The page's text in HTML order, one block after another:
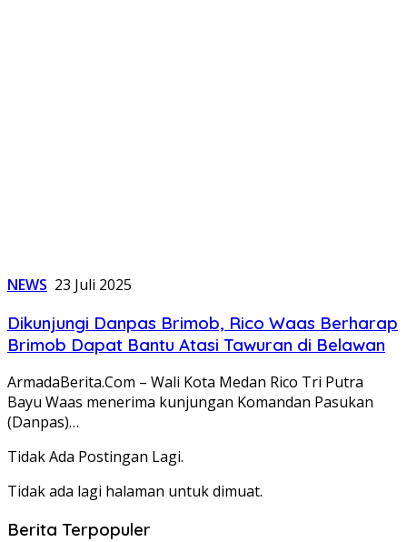
NEWS 23 Juli 2025
Dikunjungi Danpas Brimob, Rico Waas Berharap
Brimob Dapat Bantu Atasi Tawuran di Belawan
ArmadaBerita.Com – Wali Kota Medan Rico Tri Putra
Bayu Waas menerima kunjungan Komandan Pasukan
(Danpas)…
Tidak Ada Postingan Lagi.
Tidak ada lagi halaman untuk dimuat.
Berita Terpopuler